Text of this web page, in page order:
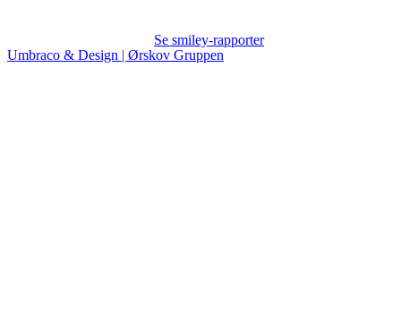
Se smiley-rapporter
Umbraco & Design | Ørskov Gruppen